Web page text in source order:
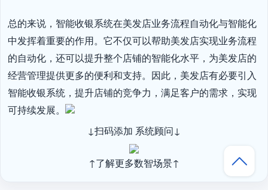
总的来说，智能收银系统在美发店业务流程自动化与智能化
中发挥着重要的作用。它不仅可以帮助美发店实现业务流程
的自动化，还可以提升整个店铺的智能化水平，为美发店的
经营管理提供更多的便利和支持。因此，美发店有必要引入
智能收银系统，提升店铺的竞争力，满足客户的需求，实现
可持续发展。
↓扫码添加 系统顾问↓
↑了解更多数智场景↑